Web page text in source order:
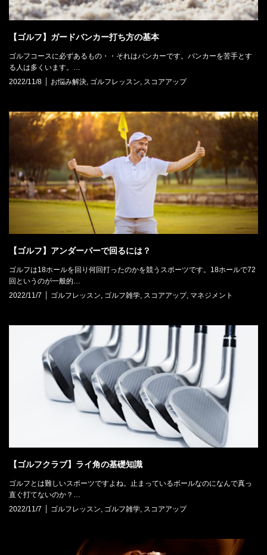
【ゴルフ】ガードバンカー打ち方の基本
ゴルフコースに必ずあるもの・・それはバンカーです。バンカーを苦手とす
る人は多くいます。…
2022/11/8
お悩み解決 ゴルフレッスン スコアアップ
【ゴルフ】アンダーパーで回るには？
ゴルフは18ホールを回り何回打ったのかを競うスポーツです。18ホールで72
回というのが一般的…
2022/11/7
ゴルフレッスン ゴルフ雑学 スコアアップ, マネジメント
【ゴルフクラブ】ライ角の基礎知識
ゴルフとは難しいスポーツですよね。止まっているボールなのになんで真っ
直ぐ打てないのか？…
2022/11/7
ゴルフレッスン, ゴルフ雑学, スコアアップ